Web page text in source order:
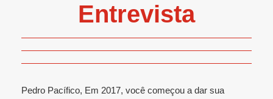
Entrevista
Pedro Pacífico, Em 2017, você começou a dar sua